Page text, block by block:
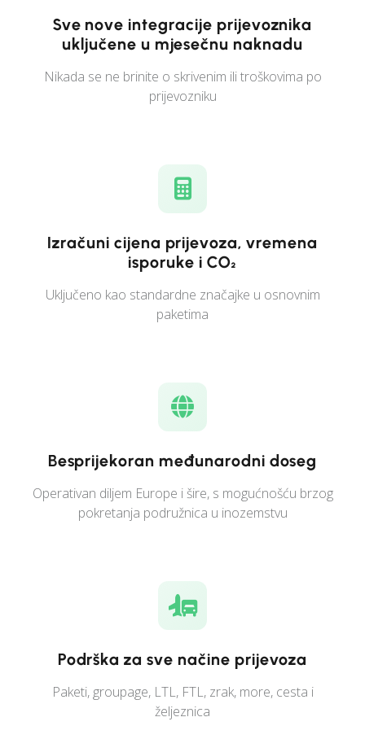
Sve nove integracije prijevoznika
uključene u mjesečnu naknadu
Nikada se ne brinite o skrivenim ili troškovima po
prijevozniku
Izračuni cijena prijevoza, vremena
isporuke i CO₂
Uključeno kao standardne značajke u osnovnim
paketima
Besprijekoran međunarodni doseg
Operativan diljem Europe i šire, s mogućnošću brzog
pokretanja podružnica u inozemstvu
Podrška za sve načine prijevoza
Paketi, groupage, LTL, FTL, zrak, more, cesta i
željeznica